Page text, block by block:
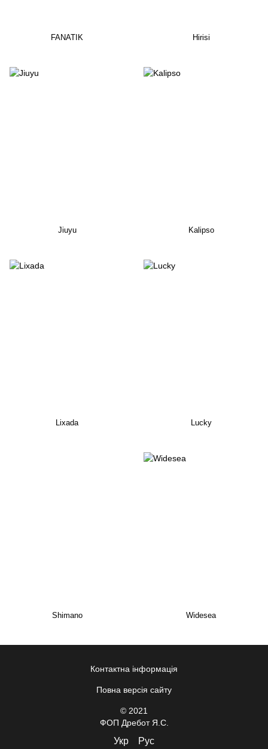
FANATIK Hirisi
Jiuyu Kalipso
Lixada Lucky
Shimano Widesea
Контактна інформація
Повна версія сайту
© 2021
ФОП Дребот Я.С.
Укр Рус